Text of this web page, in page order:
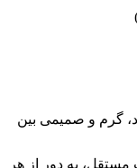
گرم و صمیمی بین
به دور از هر